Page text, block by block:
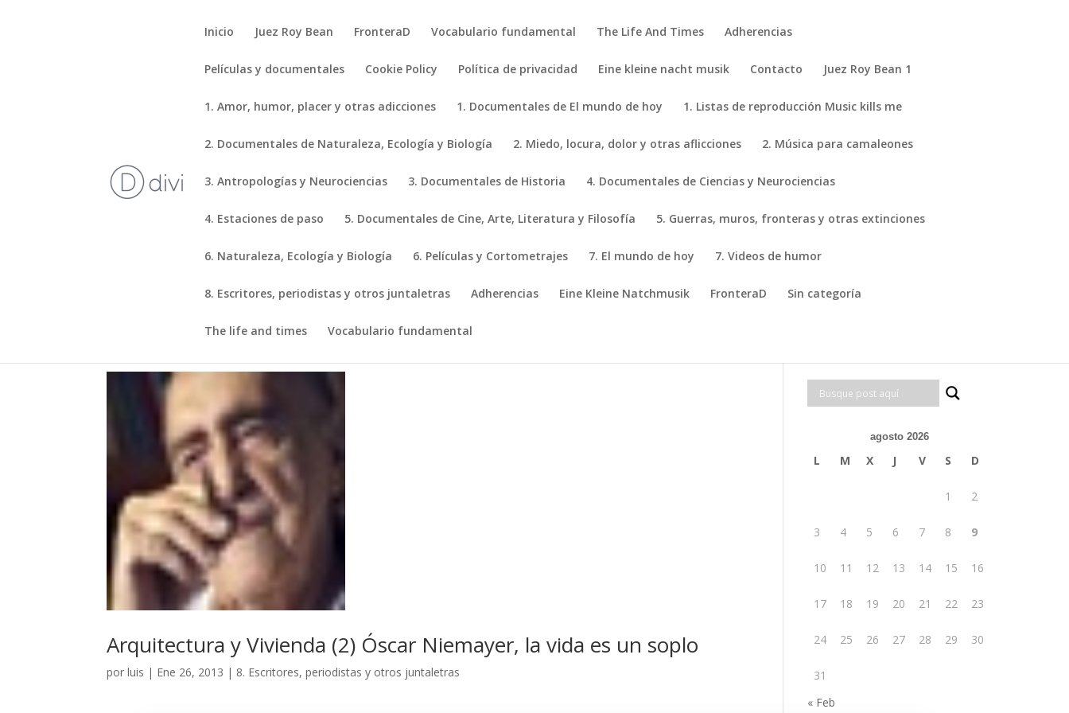
Inicio Juez Roy Bean FronteraD Vocabulario fundamental The Life And Times Adherencias
Películas y documentales Cookie Policy Política de privacidad Eine kleine nacht musik Contacto Juez Roy Bean 1
1. Amor, humor, placer y otras adicciones 1. Documentales de El mundo de hoy 1. Listas de reproducción Music kills me
2. Documentales de Naturaleza, Ecología y Biología 2. Miedo, locura, dolor y otras aflicciones 2. Música para camaleones
3. Antropologías y Neurociencias 3. Documentales de Historia 4. Documentales de Ciencias y Neurociencias
4. Estaciones de paso 5. Documentales de Cine, Arte, Literatura y Filosofía 5. Guerras, muros, fronteras y otras extinciones
6. Naturaleza, Ecología y Biología 6. Películas y Cortometrajes 7. El mundo de hoy 7. Videos de humor
8. Escritores, periodistas y otros juntaletras Adherencias Eine Kleine Natchmusik FronteraD Sin categoría
The life and times Vocabulario fundamental
Arquitectura y Vivienda (2) Óscar Niemayer, la vida es un soplo
porluis | Ene 26, 2013 | 8. Escritores, periodistas y otros juntaletras
agosto 2026
L M X J V S D
1 2
3 4 5 6 7 8 9
10 11 12 13 14 15 16
17 18 19 20 21 22 23
24 25 26 27 28 29 30
31
« Feb